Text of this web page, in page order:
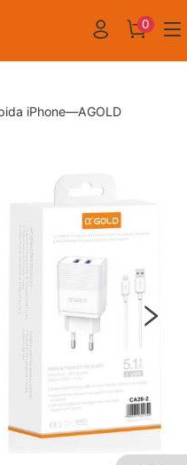
0
iPhone—AGOLD